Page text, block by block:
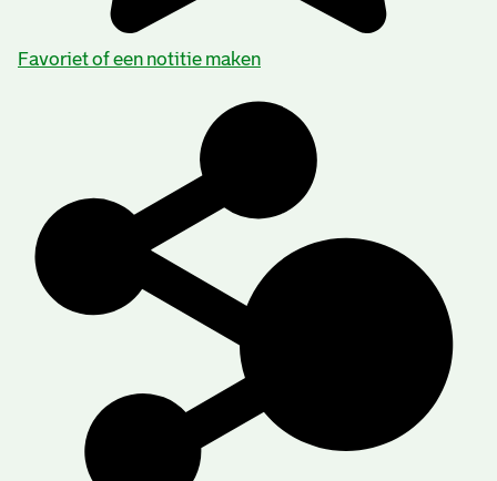
Favoriet of een notitie maken